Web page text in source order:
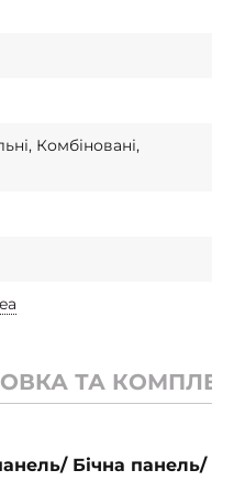
Комбіновані,
ТА
Бічна панель/